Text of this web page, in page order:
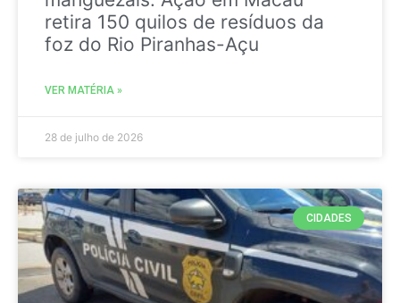
retira 150 quilos de resíduos da
foz do Rio Piranhas-Açu
VER MATÉRIA »
28 de julho de 2026
CIDADES